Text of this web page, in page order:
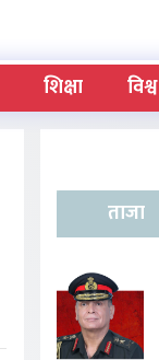
शिक्षा विश्व
ताजा